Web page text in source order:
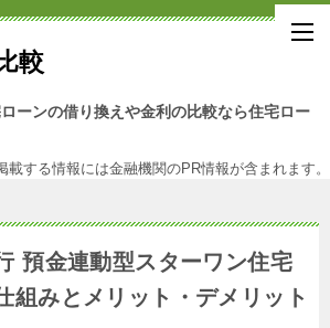
ーンの借り換えや金利の比較なら住宅ロー
載する情報には金融機関のPR情報が含まれます。
預金連動型スターワン住宅
組みとメリット・デメリット